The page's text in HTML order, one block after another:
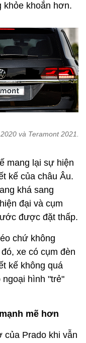
khỏe khoắn hơn.
và Teramont 2021.
mang lại sự hiện
kế của châu Âu.
khá sang
đại và cụm
được đặt thấp.
chứ không
xe có cụm đèn
kế không quá
ngoại hình "trẻ"
mẽ hơn
của Prado khi vẫn